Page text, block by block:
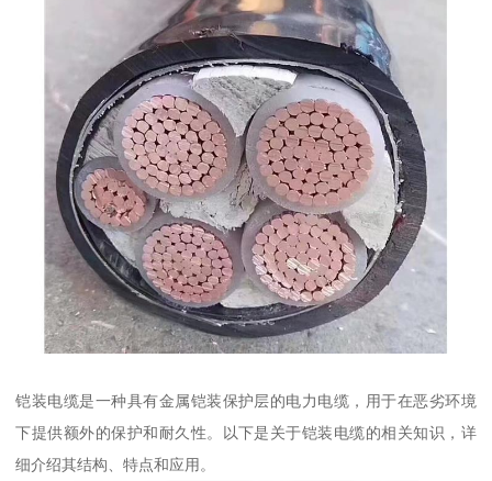
铠装电缆是一种具有金属铠装保护层的电力电缆，用于在恶劣环境
下提供额外的保护和耐久性。以下是关于铠装电缆的相关知识，详
细介绍其结构、特点和应用。